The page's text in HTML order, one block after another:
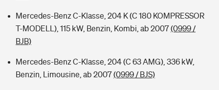
Mercedes-Benz C-Klasse, 204 K (C 180 KOMPRESSOR
T-MODELL), 115 kW, Benzin, Kombi, ab 2007(0999 /
BJB)
Mercedes-Benz C-Klasse, 204 (C 63 AMG), 336 kW,
Benzin, Limousine, ab 2007(0999 / BJS)